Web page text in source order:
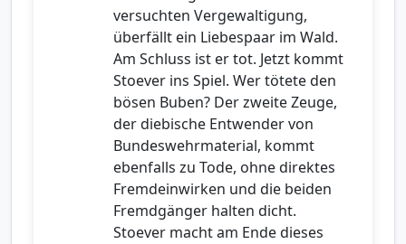
versuchten Vergewaltigung,
überfällt ein Liebespaar im Wald.
Am Schluss ist er tot. Jetzt kommt
Stoever ins Spiel. Wer tötete den
bösen Buben? Der zweite Zeuge,
der diebische Entwender von
Bundeswehrmaterial, kommt
ebenfalls zu Tode, ohne direktes
Fremdeinwirken und die beiden
Fremdgänger halten dicht.
Stoever macht am Ende dieses